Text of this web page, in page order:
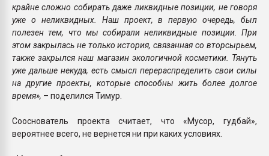
крайне сложно собирать даже ликвидные позиции, не говоря
уже о неликвидных. Наш проект, в первую очередь, был
полезен тем, что мы собирали неликвидные позиции. При
этом закрылась не только история, связанная со вторсырьем,
также закрылся наш магазин экологичной косметики. Тянуть
уже дальше некуда, есть смысл перераспределить свои силы
на другие проекты, которые способны жить более долгое
время», – поделился Тимур.
Сооснователь проекта считает, что «Мусор, гудбай»,
вероятнее всего, не вернется ни при каких условиях.